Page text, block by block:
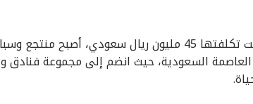
بعد خضوعه لعملية التجديد التي بلغت تكلفتها 45 مليون ريال سعودي،
السعودية، حيث انضم إلى مجموعة فنادق